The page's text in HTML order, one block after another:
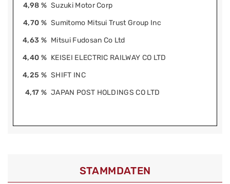
4,98 % Suzuki Motor Corp
4,70 % Sumitomo Mitsui Trust Group Inc
4,63 % Mitsui Fudosan Co Ltd
4,40 % KEISEI ELECTRIC RAILWAY CO LTD
4,25 % SHIFT INC
4,17 % JAPAN POST HOLDINGS CO LTD
STAMMDATEN